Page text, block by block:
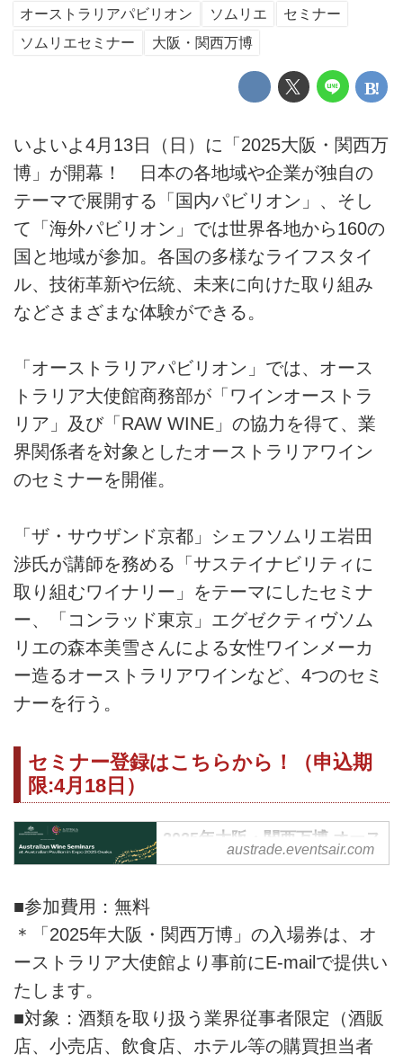
オーストラリアパビリオン
ソムリエ
セミナー
ソムリエセミナー
大阪・関西万博
いよいよ4月13日（日）に「2025大阪・関西万
博」が開幕！ 日本の各地域や企業が独自の
テーマで展開する「国内パビリオン」、そし
て「海外パビリオン」では世界各地から160の
国と地域が参加。各国の多様なライフスタイ
ル、技術革新や伝統、未来に向けた取り組み
などさまざまな体験ができる。
「オーストラリアパビリオン」では、オース
トラリア大使館商務部が「ワインオーストラ
リア」及び「RAW WINE」の協力を得て、業
界関係者を対象としたオーストラリアワイン
のセミナーを開催。
「ザ・サウザンド京都」シェフソムリエ岩田
渉氏が講師を務める「サステイナビリティに
取り組むワイナリー」をテーマにしたセミナ
ー、「コンラッド東京」エグゼクティヴソム
リエの森本美雪さんによる女性ワインメーカ
ー造るオーストラリアワインなど、4つのセミ
ナーを行う。
セミナー登録はこちらから！（申込期
限:4月18日）
2025年大阪・関西万博 オース
トラリアワインセミナー お申
austrade.eventsair.com
■参加費用：無料
＊「2025年大阪・関西万博」の入場券は、オ
ーストラリア大使館より事前にE-mailで提供い
たします。
■対象：酒類を取り扱う業界従事者限定（酒販
店、小売店、飲食店、ホテル等の購買担当者